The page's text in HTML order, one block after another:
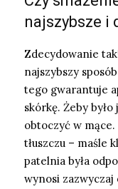
najszybsze i
Zdecydowanie
najszybszy
tego gwarantuje
skórkę. Żeby
obtoczyć w
tłuszczu – maśle
patelnia była
wynosi zazwyczaj